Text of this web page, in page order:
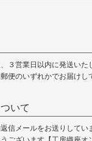
３営業日以内に発送いた
便のいずれかでお届けし
いて
信メールをお送りしてい